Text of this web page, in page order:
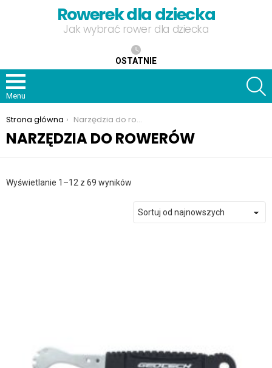
Rowerek dla dziecka
Jak wybrać rower dla dziecka
OSTATNIE
Menu
Jesteś tutaj:
Strona główna Narzędzia do rowerów
NARZĘDZIA DO ROWERÓW
Wyświetlanie 1–12 z 69 wyników